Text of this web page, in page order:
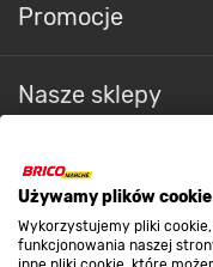
Używamy plików cookie
Wykorzystujemy pliki
funkcjonowania naszej
Promocje
Nasze sklepy
O nas
Kontakt do sklepu